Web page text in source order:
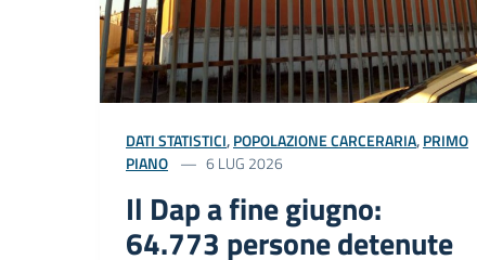
DATI STATISTICI,POPOLAZIONE CARCERARIA,PRIMO
PIANO
6 LUG 2026
Il Dap a fine giugno:
64.773 persone detenute